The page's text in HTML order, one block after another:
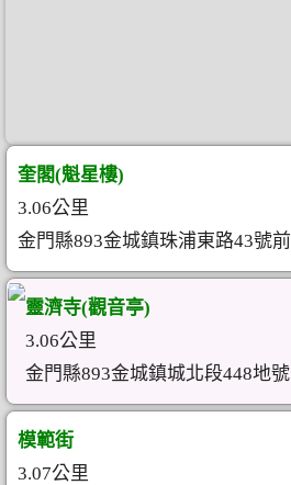
奎閣(魁星樓)
3.06公里
金門縣893金城鎮珠浦東路43號前
靈濟寺(觀音亭)
3.06公里
金門縣893金城鎮城北段448地號
模範街
3.07公里